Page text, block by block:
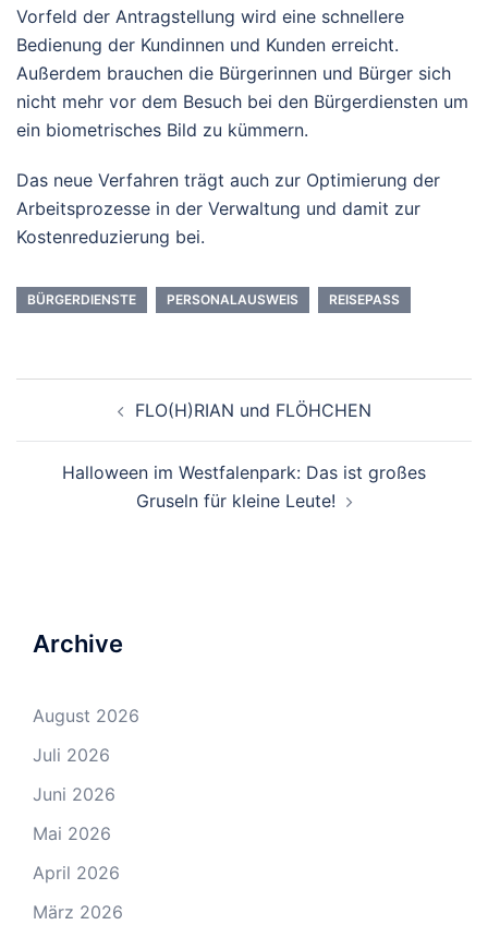
Vorfeld der Antragstellung wird eine schnellere
Bedienung der Kundinnen und Kunden erreicht.
Außerdem brauchen die Bürgerinnen und Bürger sich
nicht mehr vor dem Besuch bei den Bürgerdiensten um
ein biometrisches Bild zu kümmern.
Das neue Verfahren trägt auch zur Optimierung der
Arbeitsprozesse in der Verwaltung und damit zur
Kostenreduzierung bei.
BÜRGERDIENSTE PERSONALAUSWEIS REISEPASS
NavigationFLO(H)RIAN und FLÖHCHEN
Halloween im Westfalenpark: Das ist großes
Gruseln für kleine Leute!
Archive
August 2026
Juli 2026
Juni 2026
Mai 2026
April 2026
März 2026